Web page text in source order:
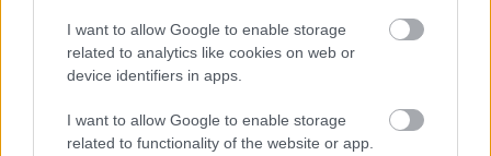
I want to allow Google to enable storage
related to analytics like cookies on web or
device identifiers in apps.
I want to allow Google to enable storage
related to functionality of the website or app.
A zord időjárás ellenére a tesztek Verstappen
szerint is elérték a céljukat a verseny előtt.
fogtuk ki az esővel és a köddel, de legalább